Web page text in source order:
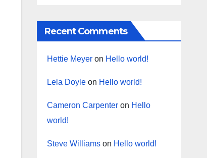
Recent Comments
Hettie Meyeron Hello world!
Lela Doyleon Hello world!
Cameron Carpenteron Hello
world!
Steve Williamson Hello world!